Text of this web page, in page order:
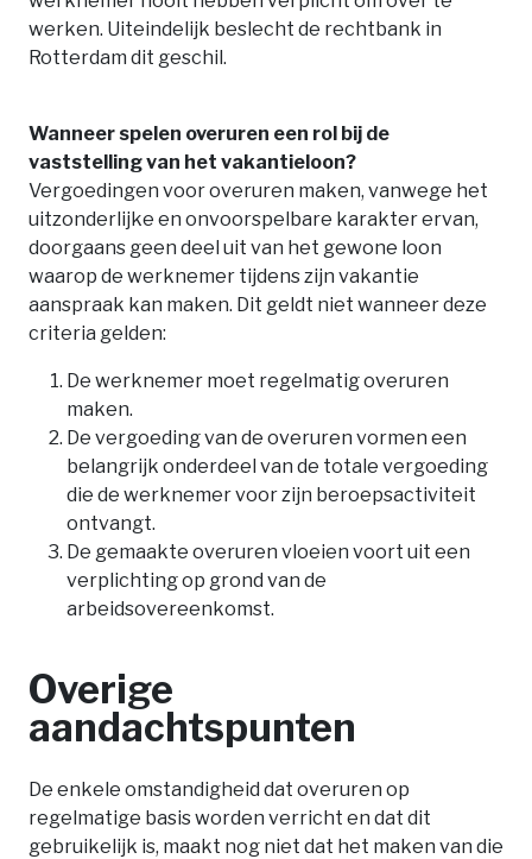
werken. Uiteindelijk beslecht de rechtbank in
Rotterdam dit geschil.
Wanneer spelen overuren een rol bij de
vaststelling van het vakantieloon?
Vergoedingen voor overuren maken, vanwege het
uitzonderlijke en onvoorspelbare karakter ervan,
doorgaans geen deel uit van het gewone loon
waarop de werknemer tijdens zijn vakantie
aanspraak kan maken. Dit geldt niet wanneer deze
criteria gelden:
De werknemer moet regelmatig overuren
maken.
De vergoeding van de overuren vormen een
belangrijk onderdeel van de totale vergoeding
die de werknemer voor zijn beroepsactiviteit
ontvangt.
De gemaakte overuren vloeien voort uit een
verplichting op grond van de
arbeidsovereenkomst.
Overige
aandachtspunten
De enkele omstandigheid dat overuren op
regelmatige basis worden verricht en dat dit
gebruikelijk is, maakt nog niet dat het maken van die